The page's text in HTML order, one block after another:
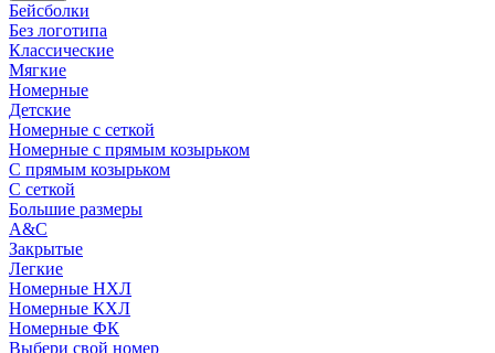
Бейсболки
Без логотипа
Классические
Мягкие
Номерные
Детские
Номерные с сеткой
Номерные с прямым козырьком
С прямым козырьком
С сеткой
Большие размеры
A&C
Закрытые
Легкие
Номерные НХЛ
Номерные КХЛ
Номерные ФК
Выбери свой номер